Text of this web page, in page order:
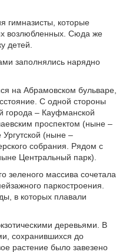
гимназисты, которые
возлюбленных. Сюда же
детей.
заполнялись нарядно
на Абрамовском бульваре,
С одной стороны
города – Кауфманской
проспектом (ныне –
(ныне –
собрания. Рядом с
Центральный парк).
зеленого массива сочетала
паркостроения.
в которых плавали
деревьями. В
сохранившихся до
растение было завезено